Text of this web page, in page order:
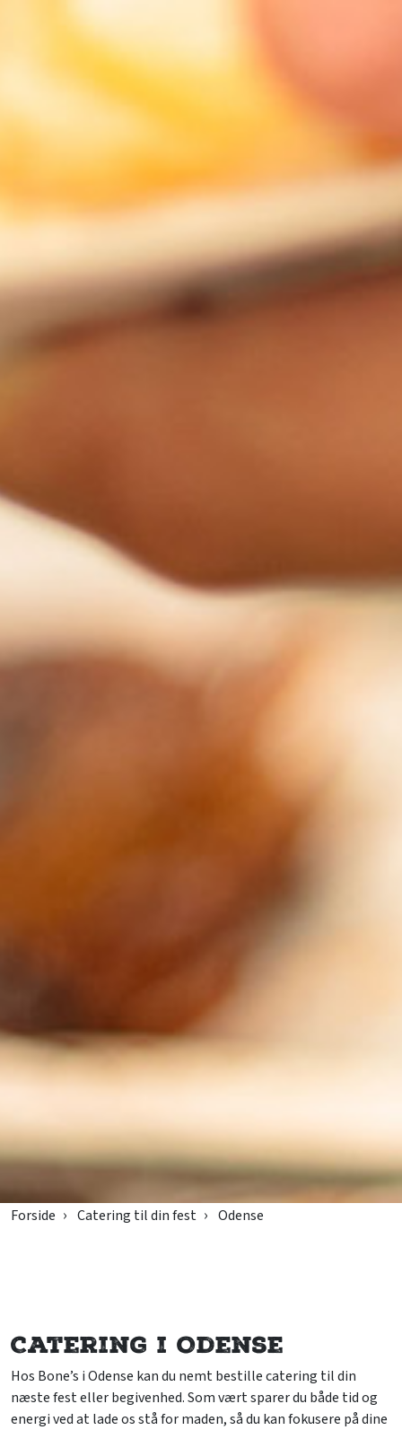
Forside Catering til din fest Odense
Catering i Odense
Hos Bone’s i Odense kan du nemt bestille catering til din
næste fest eller begivenhed. Som vært sparer du både tid og
energi ved at lade os stå for maden, så du kan fokusere på dine